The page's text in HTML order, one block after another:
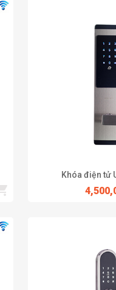
Khóa điện tử
Tốt
phím chức năng hỗ trợ
giản, bạn chỉ cần thực
cửa thì khóa mật mã
để tra chìa, dễ đánh mất